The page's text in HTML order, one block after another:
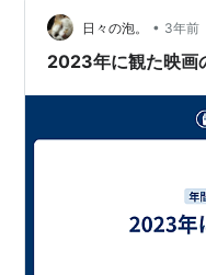
日々の泡。 • 3年前
2023年に観た映画